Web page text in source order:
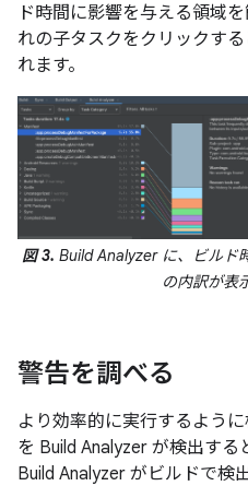
ド時間に影響を与える領域
れの子タスクをクリックす
れます。
図 3. Build Analyzer に、ビルド
の内訳が表
警告を調べる
より効率的に実行するよう
を Build Analyzer が検出する
Build Analyzer がビルドで検